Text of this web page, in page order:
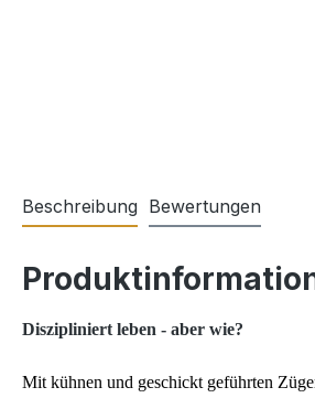
Beschreibung Bewertungen
Diszipliniert leben - aber wie?
Mit kühnen und geschickt geführten